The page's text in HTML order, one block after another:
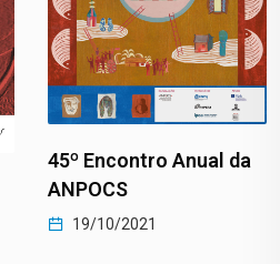
45º Encontro Anual da
ANPOCS
19/10/2021